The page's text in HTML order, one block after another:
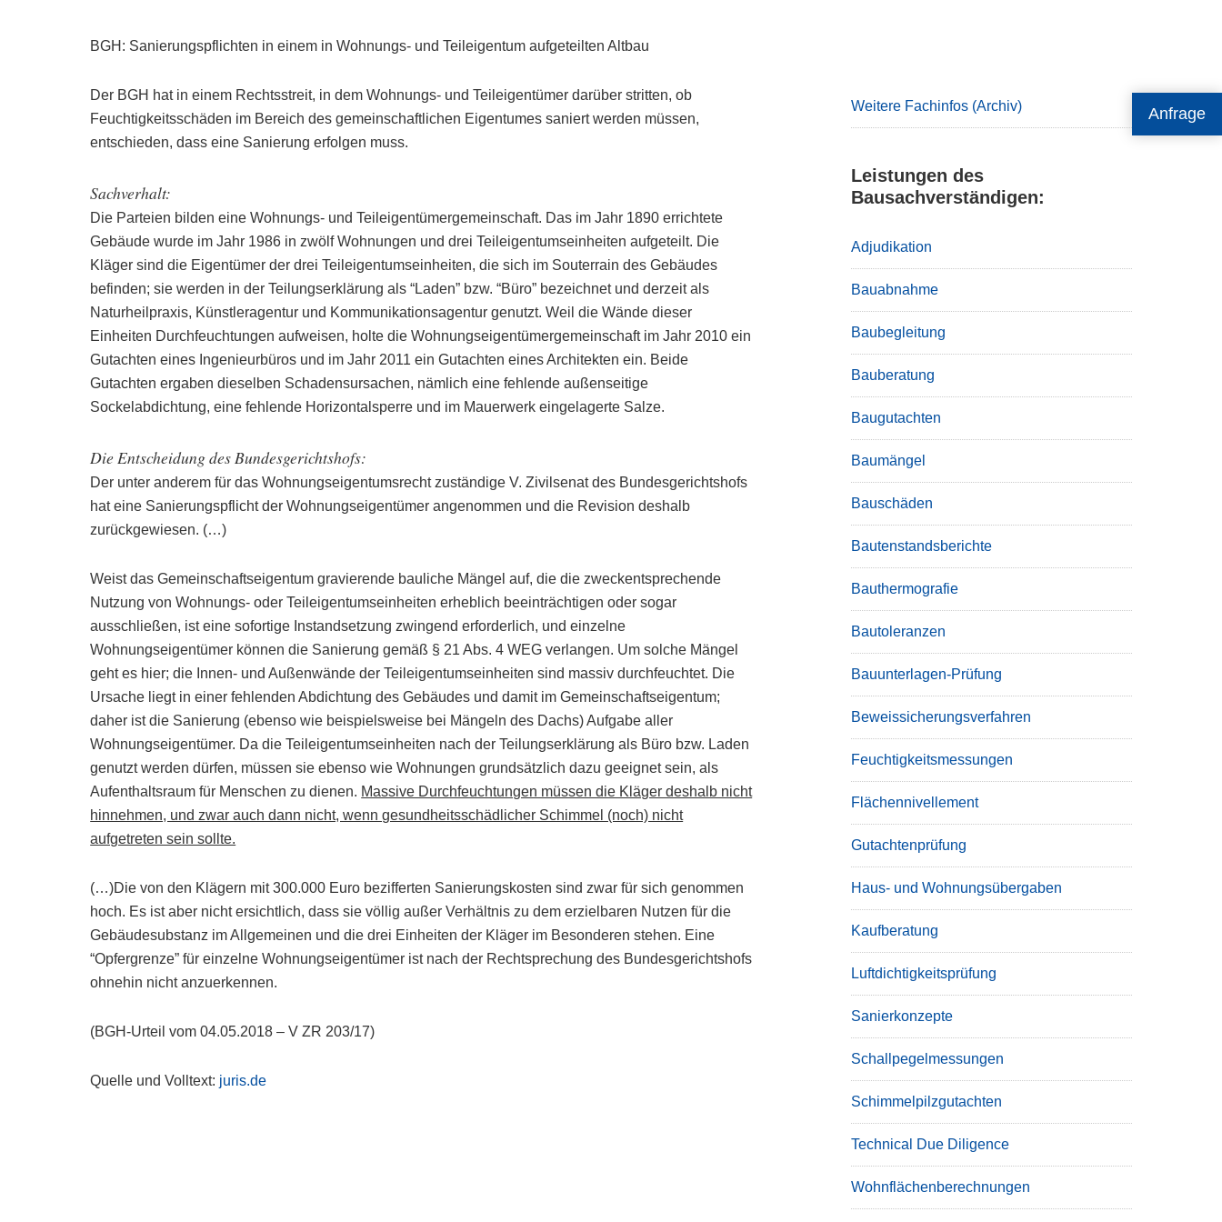
Anfrage
BGH: Sanierungspflichten in einem in Wohnungs- und Teileigentum aufgeteilten Altbau
Der BGH hat in einem Rechtsstreit, in dem Wohnungs- und Teileigentümer darüber stritten, ob
Feuchtigkeitsschäden im Bereich des gemeinschaftlichen Eigentumes saniert werden müssen,
entschieden, dass eine Sanierung erfolgen muss.
Sachverhalt:
Die Parteien bilden eine Wohnungs- und Teileigentümergemeinschaft. Das im Jahr 1890 errichtete
Gebäude wurde im Jahr 1986 in zwölf Wohnungen und drei Teileigentumseinheiten aufgeteilt. Die
Kläger sind die Eigentümer der drei Teileigentumseinheiten, die sich im Souterrain des Gebäudes
befinden; sie werden in der Teilungserklärung als “Laden” bzw. “Büro” bezeichnet und derzeit als
Naturheilpraxis, Künstleragentur und Kommunikationsagentur genutzt. Weil die Wände dieser
Einheiten Durchfeuchtungen aufweisen, holte die Wohnungseigentümergemeinschaft im Jahr 2010 ein
Gutachten eines Ingenieurbüros und im Jahr 2011 ein Gutachten eines Architekten ein. Beide
Gutachten ergaben dieselben Schadensursachen, nämlich eine fehlende außenseitige
Sockelabdichtung, eine fehlende Horizontalsperre und im Mauerwerk eingelagerte Salze.
Die Entscheidung des Bundesgerichtshofs:
Der unter anderem für das Wohnungseigentumsrecht zuständige V. Zivilsenat des Bundesgerichtshofs
hat eine Sanierungspflicht der Wohnungseigentümer angenommen und die Revision deshalb
zurückgewiesen. (…)
Weist das Gemeinschaftseigentum gravierende bauliche Mängel auf, die die zweckentsprechende
Nutzung von Wohnungs- oder Teileigentumseinheiten erheblich beeinträchtigen oder sogar
ausschließen, ist eine sofortige Instandsetzung zwingend erforderlich, und einzelne
Wohnungseigentümer können die Sanierung gemäß § 21 Abs. 4 WEG verlangen. Um solche Mängel
geht es hier; die Innen- und Außenwände der Teileigentumseinheiten sind massiv durchfeuchtet. Die
Ursache liegt in einer fehlenden Abdichtung des Gebäudes und damit im Gemeinschaftseigentum;
daher ist die Sanierung (ebenso wie beispielsweise bei Mängeln des Dachs) Aufgabe aller
Wohnungseigentümer. Da die Teileigentumseinheiten nach der Teilungserklärung als Büro bzw. Laden
genutzt werden dürfen, müssen sie ebenso wie Wohnungen grundsätzlich dazu geeignet sein, als
Aufenthaltsraum für Menschen zu dienen. Massive Durchfeuchtungen müssen die Kläger deshalb nicht
hinnehmen, und zwar auch dann nicht, wenn gesundheitsschädlicher Schimmel (noch) nicht
aufgetreten sein sollte.
(…)Die von den Klägern mit 300.000 Euro bezifferten Sanierungskosten sind zwar für sich genommen
hoch. Es ist aber nicht ersichtlich, dass sie völlig außer Verhältnis zu dem erzielbaren Nutzen für die
Gebäudesubstanz im Allgemeinen und die drei Einheiten der Kläger im Besonderen stehen. Eine
“Opfergrenze” für einzelne Wohnungseigentümer ist nach der Rechtsprechung des Bundesgerichtshofs
ohnehin nicht anzuerkennen.
(BGH-Urteil vom 04.05.2018 – V ZR 203/17)
Quelle und Volltext: juris.de
Weitere Fachinfos (Archiv)
Leistungen des
Bausachverständigen:
Adjudikation
Bauabnahme
Baubegleitung
Bauberatung
Baugutachten
Baumängel
Bauschäden
Bautenstandsberichte
Bauthermografie
Bautoleranzen
Bauunterlagen-Prüfung
Beweissicherungsverfahren
Feuchtigkeitsmessungen
Flächennivellement
Gutachtenprüfung
Haus- und Wohnungsübergaben
Kaufberatung
Luftdichtigkeitsprüfung
Sanierkonzepte
Schallpegelmessungen
Schimmelpilzgutachten
Technical Due Diligence
Wohnflächenberechnungen